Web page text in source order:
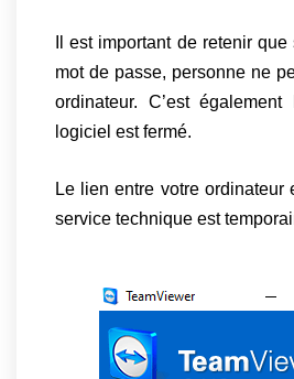
Il est important de retenir
mot de passe, personne ne
ordinateur. C’est
logiciel est fermé.
Le lien entre votre ordinateur
service technique est